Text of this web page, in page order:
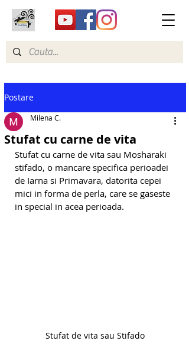
Postare
Stufat cu carne de vita
Milena C.
Stufat cu carne de vita sau Mosharaki
stifado, o mancare specifica perioadei
de Iarna si Primavara, datorita cepei
mici in forma de perla, care se gaseste
in special in acea perioada.
Stufat de vita sau Stifado